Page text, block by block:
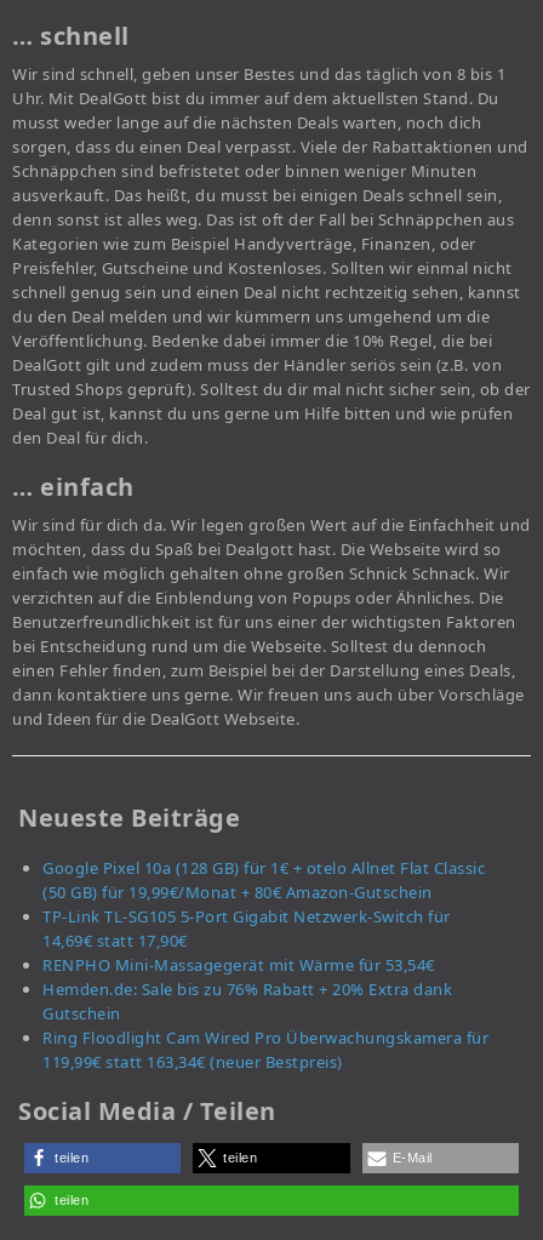
… schnell
Wir sind schnell, geben unser Bestes und das täglich von 8 bis 1
Uhr. Mit DealGott bist du immer auf dem aktuellsten Stand. Du
musst weder lange auf die nächsten Deals warten, noch dich
sorgen, dass du einen Deal verpasst. Viele der Rabattaktionen und
Schnäppchen sind befristetet oder binnen weniger Minuten
ausverkauft. Das heißt, du musst bei einigen Deals schnell sein,
denn sonst ist alles weg. Das ist oft der Fall bei Schnäppchen aus
Kategorien wie zum Beispiel Handyverträge, Finanzen, oder
Preisfehler, Gutscheine und Kostenloses. Sollten wir einmal nicht
schnell genug sein und einen Deal nicht rechtzeitig sehen, kannst
du den Deal melden und wir kümmern uns umgehend um die
Veröffentlichung. Bedenke dabei immer die 10% Regel, die bei
DealGott gilt und zudem muss der Händler seriös sein (z.B. von
Trusted Shops geprüft). Solltest du dir mal nicht sicher sein, ob der
Deal gut ist, kannst du uns gerne um Hilfe bitten und wie prüfen
den Deal für dich.
… einfach
Wir sind für dich da. Wir legen großen Wert auf die Einfachheit und
möchten, dass du Spaß bei Dealgott hast. Die Webseite wird so
einfach wie möglich gehalten ohne großen Schnick Schnack. Wir
verzichten auf die Einblendung von Popups oder Ähnliches. Die
Benutzerfreundlichkeit ist für uns einer der wichtigsten Faktoren
bei Entscheidung rund um die Webseite. Solltest du dennoch
einen Fehler finden, zum Beispiel bei der Darstellung eines Deals,
dann kontaktiere uns gerne. Wir freuen uns auch über Vorschläge
und Ideen für die DealGott Webseite.
Neueste Beiträge
Google Pixel 10a (128 GB) für 1€ + otelo Allnet Flat Classic
(50 GB) für 19,99€/Monat + 80€ Amazon-Gutschein
TP-Link TL-SG105 5-Port Gigabit Netzwerk-Switch für
14,69€ statt 17,90€
RENPHO Mini-Massagegerät mit Wärme für 53,54€
Hemden.de: Sale bis zu 76% Rabatt + 20% Extra dank
Gutschein
Ring Floodlight Cam Wired Pro Überwachungskamera für
119,99€ statt 163,34€ (neuer Bestpreis)
Social Media / Teilen
teilen teilen E-Mail
teilen